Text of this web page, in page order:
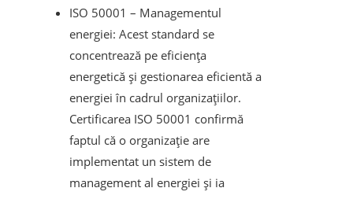
ISO 50001 – Managementul
energiei: Acest standard se
concentrează pe eficiența
energetică și gestionarea eficientă a
energiei în cadrul organizațiilor.
Certificarea ISO 50001 confirmă
faptul că o organizație are
implementat un sistem de
management al energiei și ia